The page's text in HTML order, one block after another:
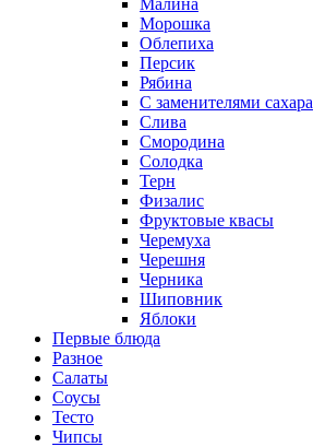
Малина
Морошка
Облепиха
Персик
Рябина
С заменителями сахара
Слива
Смородина
Солодка
Терн
Физалис
Фруктовые квасы
Черемуха
Черешня
Черника
Шиповник
Яблоки
Первые блюда
Разное
Салаты
Соусы
Тесто
Чипсы